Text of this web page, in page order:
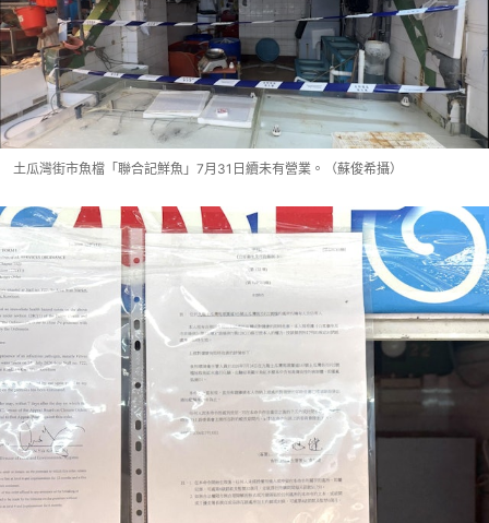
土瓜灣街市魚檔「聯合記鮮魚」7月31日續未有營業。（蘇俊希攝）